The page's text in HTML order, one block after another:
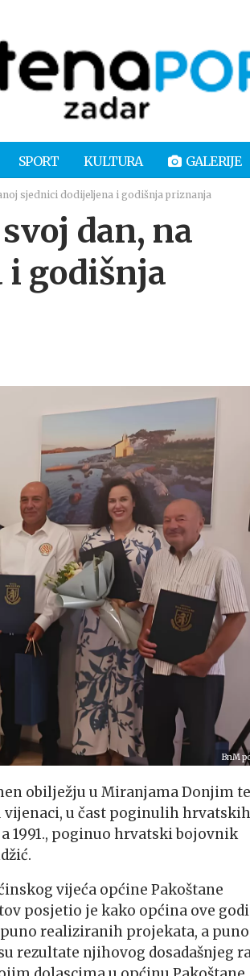
SPORT KULTURA GALERIJE
sjednici dodijeljena i godišnja priznanja
dan, na
i godišnja
BnM
obilježju u Miranjama Donjim te
vijenaci, u čast poginulih hrvatskih
1991., poginuo hrvatski bojovnik
vijeća općine Pakoštane
posjetio je kako općina ove
realiziranih projekata, a
rezultate njihovog dosadašnjeg